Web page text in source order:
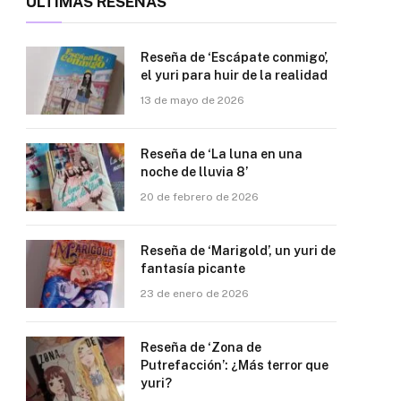
Reseña de ‘Escápate conmigo’,
el yuri para huir de la realidad
13 de mayo de 2026
Reseña de ‘La luna en una
noche de lluvia 8’
20 de febrero de 2026
Reseña de ‘Marigold’, un yuri de
fantasía picante
23 de enero de 2026
Reseña de ‘Zona de
Putrefacción’: ¿Más terror que
yuri?